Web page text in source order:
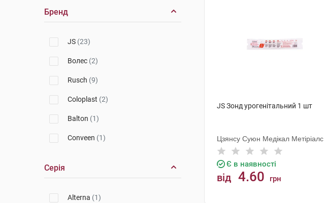
Бренд
JS (23)
Волес (2)
Rusch (9)
Coloplast (2)
Balton (1)
Conveen (1)
Серія
Alterna (1)
JS Зонд урогенітальний 1 шт
Цзянсу Суюн Медікал Метіріалс
Є в наявності
від 4.60 грн